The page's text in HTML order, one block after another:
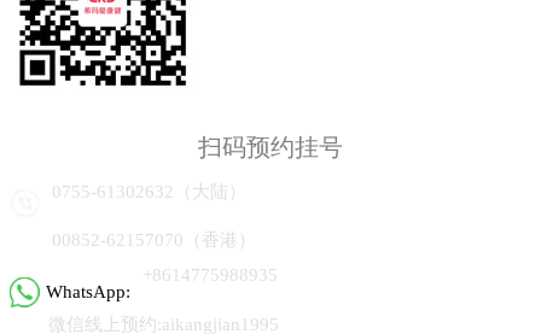
扫码预约挂号
0755-61302632（大陆）
00852-62157070（香港）
WhatsApp:
+8614775988935
微信线上预约:aikangjian1995